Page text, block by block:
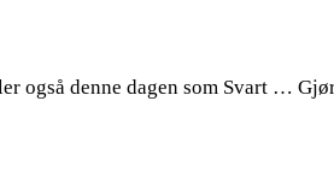
også denne dagen som Svart …